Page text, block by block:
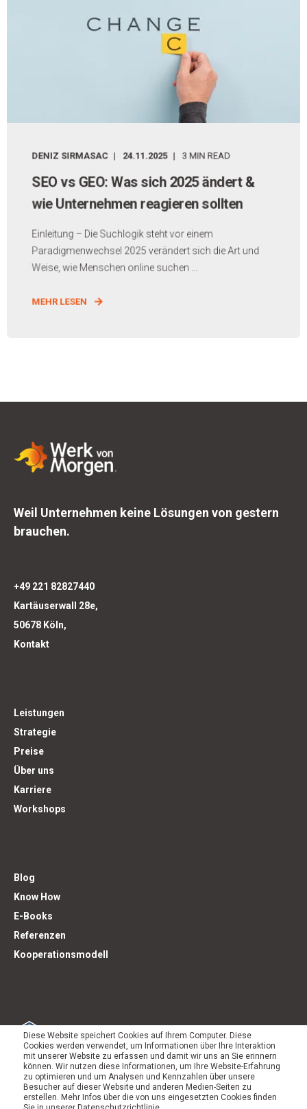
Diese Website speichert Cookies auf Ihrem Computer. Diese
Cookies werden verwendet, um Informationen über Ihre Interaktion
mit unserer Website zu erfassen und damit wir uns an Sie erinnern
können. Wir nutzen diese Informationen, um Ihre Website-Erfahrung
zu optimieren und um Analysen und Kennzahlen über unsere
Besucher auf dieser Website und anderen Medien-Seiten zu
erstellen. Mehr Infos über die von uns eingesetzten Cookies finden
DENIZ SIRMASAC 24.11.2025 3 MIN READ
SEO vs GEO: Was sich 2025 ändert &
wie Unternehmen reagieren sollten
Einleitung – Die Suchlogik steht vor einem
Paradigmenwechsel 2025 verändert sich die Art und
Weise, wie Menschen online suchen ...
MEHR LESEN
Weil Unternehmen keine Lösungen von gestern
brauchen.
+49 221 82827440
Kartäuserwall 28e,
50678 Köln,
Kontakt
Leistungen
Strategie
Preise
Über uns
Karriere
Workshops
Blog
Know How
E-Books
Referenzen
Kooperationsmodell